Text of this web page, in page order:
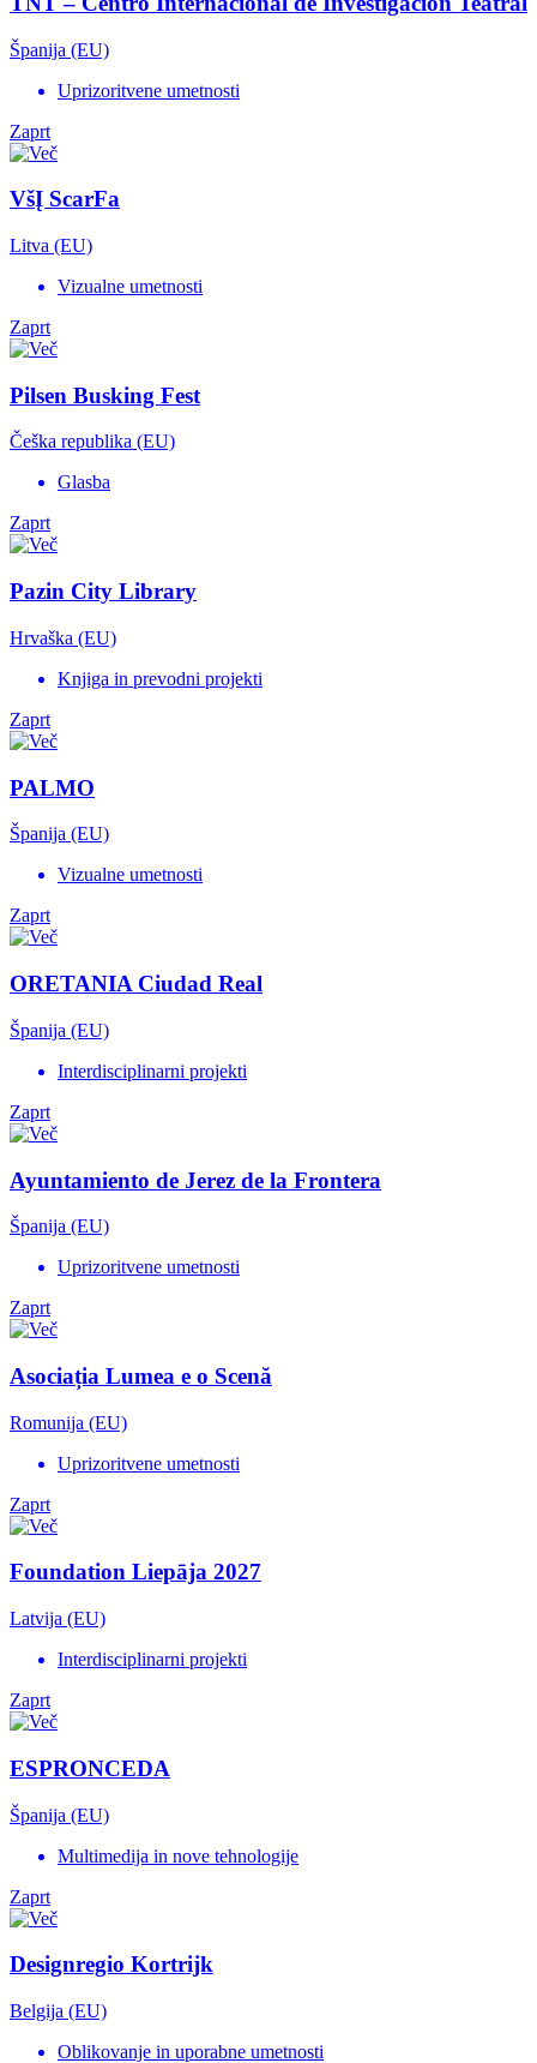
Španija (EU)
Uprizoritvene umetnosti
Zaprt
VšĮ ScarFa
Litva (EU)
Vizualne umetnosti
Zaprt
Pilsen Busking Fest
Češka republika (EU)
Glasba
Zaprt
Pazin City Library
Hrvaška (EU)
Knjiga in prevodni projekti
Zaprt
PALMO
Španija (EU)
Vizualne umetnosti
Zaprt
ORETANIA Ciudad Real
Španija (EU)
Interdisciplinarni projekti
Zaprt
Ayuntamiento de Jerez de la Frontera
Španija (EU)
Uprizoritvene umetnosti
Zaprt
Asociația Lumea e o Scenă
Romunija (EU)
Uprizoritvene umetnosti
Zaprt
Foundation Liepāja 2027
Latvija (EU)
Interdisciplinarni projekti
Zaprt
ESPRONCEDA
Španija (EU)
Multimedija in nove tehnologije
Zaprt
Designregio Kortrijk
Belgija (EU)
Oblikovanje in uporabne umetnosti